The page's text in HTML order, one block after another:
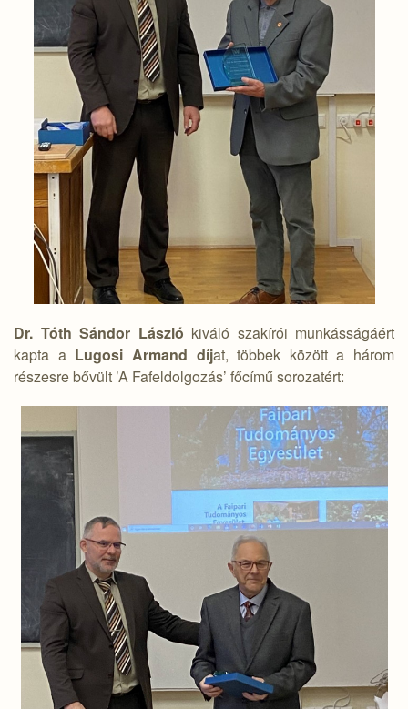
Dr. Tóth Sándor László kiváló szakírói munkásságáért
kapta a Lugosi Armand díjat, többek között a három
részesre bővült ’A Fafeldolgozás’ főcímű sorozatért: